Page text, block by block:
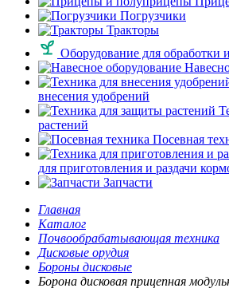
Погрузчики
Тракторы
Оборудование для обработки
внесения удобрений
растений
Посевная
для приготовления и раздачи
Запчасти
Главная
Каталог
Почвообрабатывающая техника
Дисковые орудия
Бороны дисковые
Борона дисковая прицепная